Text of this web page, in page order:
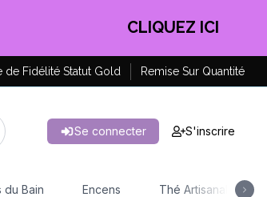
CLIQUEZ ICI
de Fidélité Statut Gold Remise Sur Quantité
Se connecter S'inscrire
du Bain Encens Thé Artisanal